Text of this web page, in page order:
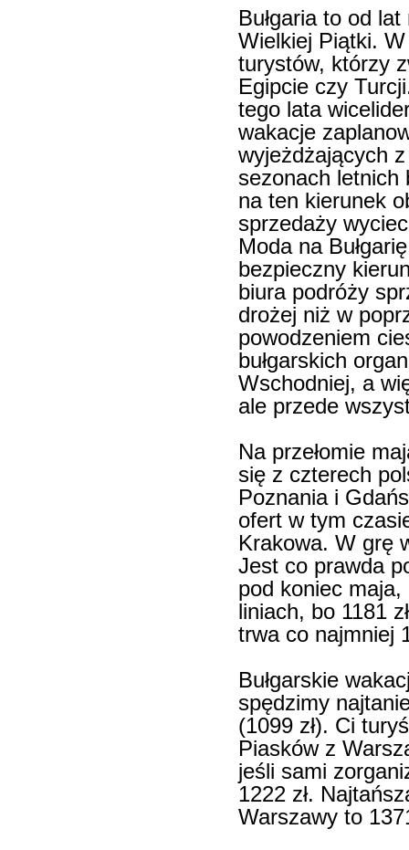
Bułgaria to od
Wielkiej Piątki.
turystów, którzy
Egipcie czy
tego lata
wakacje
wyjeżdżających
sezonach letnich
na ten kierunek
sprzedaży
Moda na
bezpieczny
biura podróży
drożej niż w
powodzeniem
bułgarskich
Wschodniej, a
ale przede
Na przełomie
się z czterech
Poznania i
ofert w tym
Krakowa. W grę
Jest co prawda
pod koniec
liniach, bo 1181
trwa co najmniej
Bułgarskie
spędzimy
(1099 zł). Ci
Piasków z
jeśli sami
1222 zł.
Warszawy to